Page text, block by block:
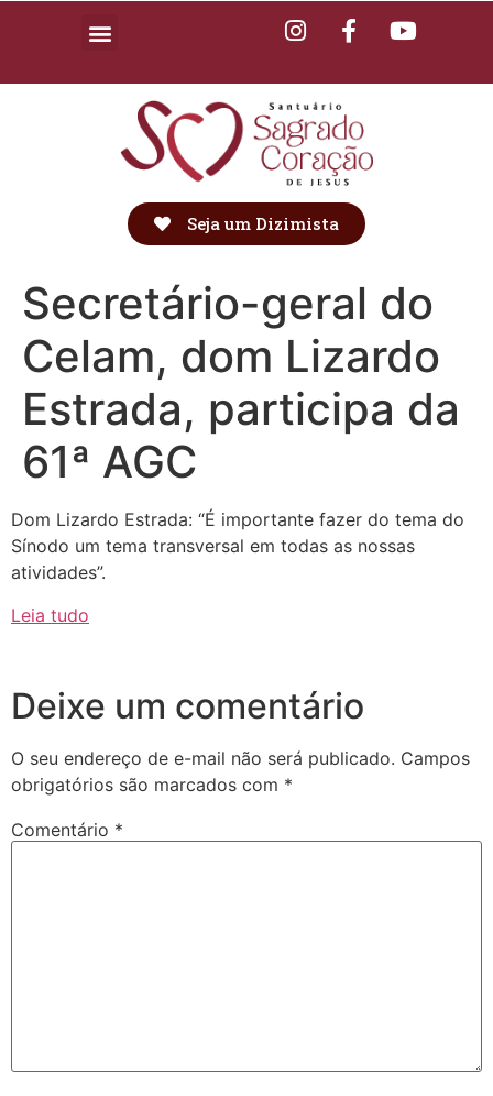
Seja um Dizimista
Secretário-geral do
Celam, dom Lizardo
Estrada, participa da
61ª AGC
Dom Lizardo Estrada: “É importante fazer do tema do
Sínodo um tema transversal em todas as nossas
atividades”.
Leia tudo
Deixe um comentário
O seu endereço de e-mail não será publicado. Campos
obrigatórios são marcados com *
Comentário *